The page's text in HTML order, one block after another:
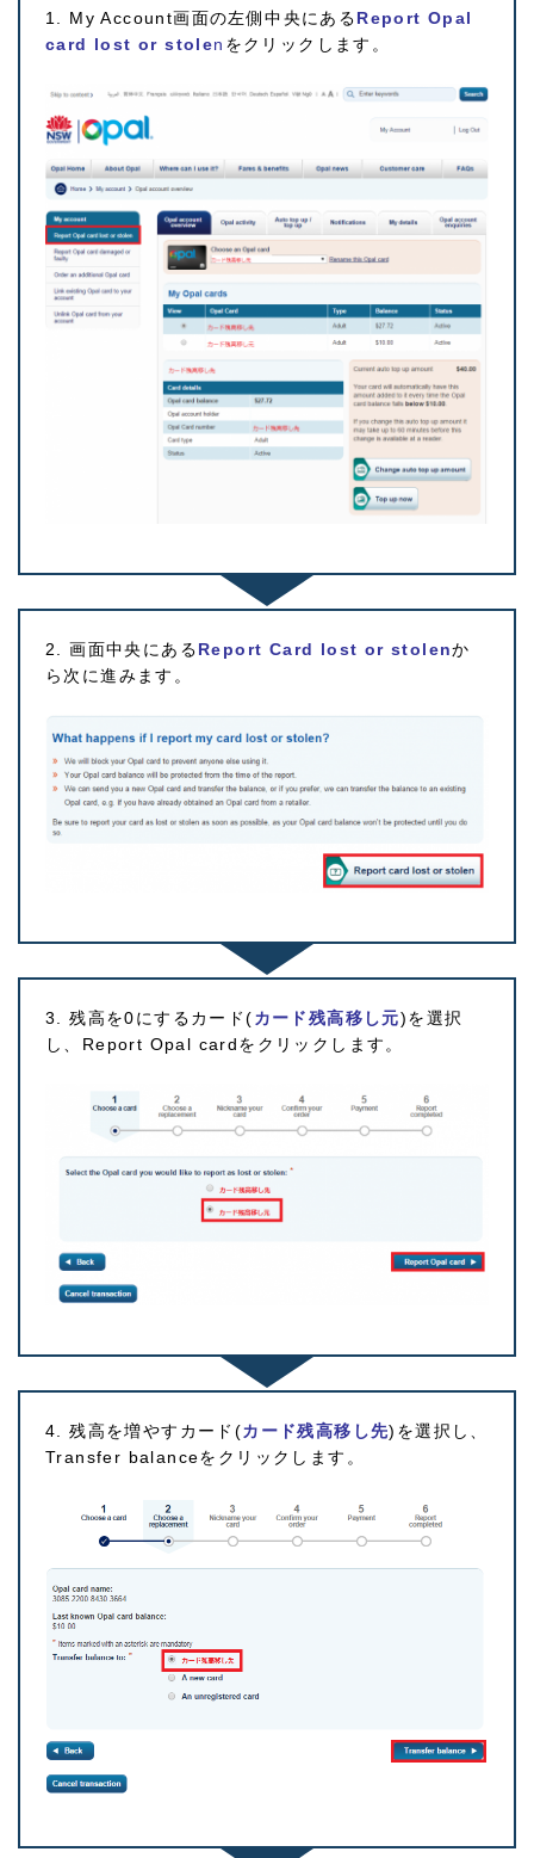
1. My Account画面の左側中央にあるReport Opal
card lost or stolen をクリックします。
2. 画面中央にあるReport Card lost or stolenか
ら次に進みます。
3. 残高を0にするカード(カード残高移し元)を選択
し、Report Opal cardをクリックします。
4. 残高を増やすカード(カード残高移し先)を選択し、
Transfer balanceをクリックします。